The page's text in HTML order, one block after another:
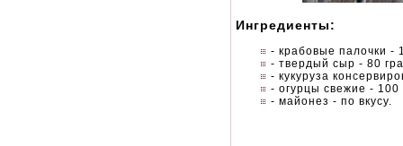
Ингредиенты:
- крабовые палочки -
- твердый сыр - 80
- кукуруза
- огурцы свежие - 100
- майонез - по вкусу.